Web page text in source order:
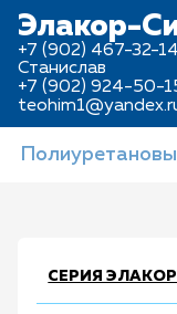
Элакор-
+7 (902) 467-32-
Станислав
+7 (902) 924-50-
СЕРИЯ